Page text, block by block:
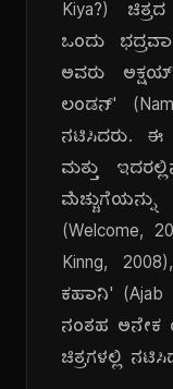
Kiya?)
ಒಂದು
ಅವರು
ಲಂಡನ್'
ನಟಿಸಿದರು. ಈ
ಮತ್ತು
(Welcome,
Kinng,
ಕಹಾನಿ' (Ajab
ನಂತಹ ಅನೇಕ
ಚಿತ್ರಗಳಲ್ಲಿ